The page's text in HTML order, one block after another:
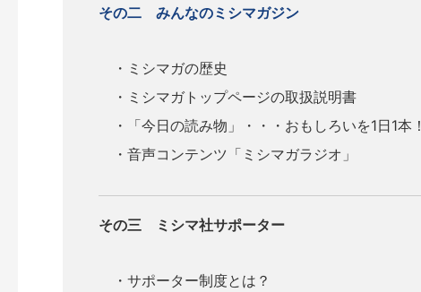
その二 みんなのミシマガジン
・ミシマガの歴史
・ミシマガトップページの取扱説明書
・「今日の読み物」・・・おもしろいを1日1本！
・音声コンテンツ「ミシマガラジオ」
その三 ミシマ社サポーター
・サポーター制度とは？